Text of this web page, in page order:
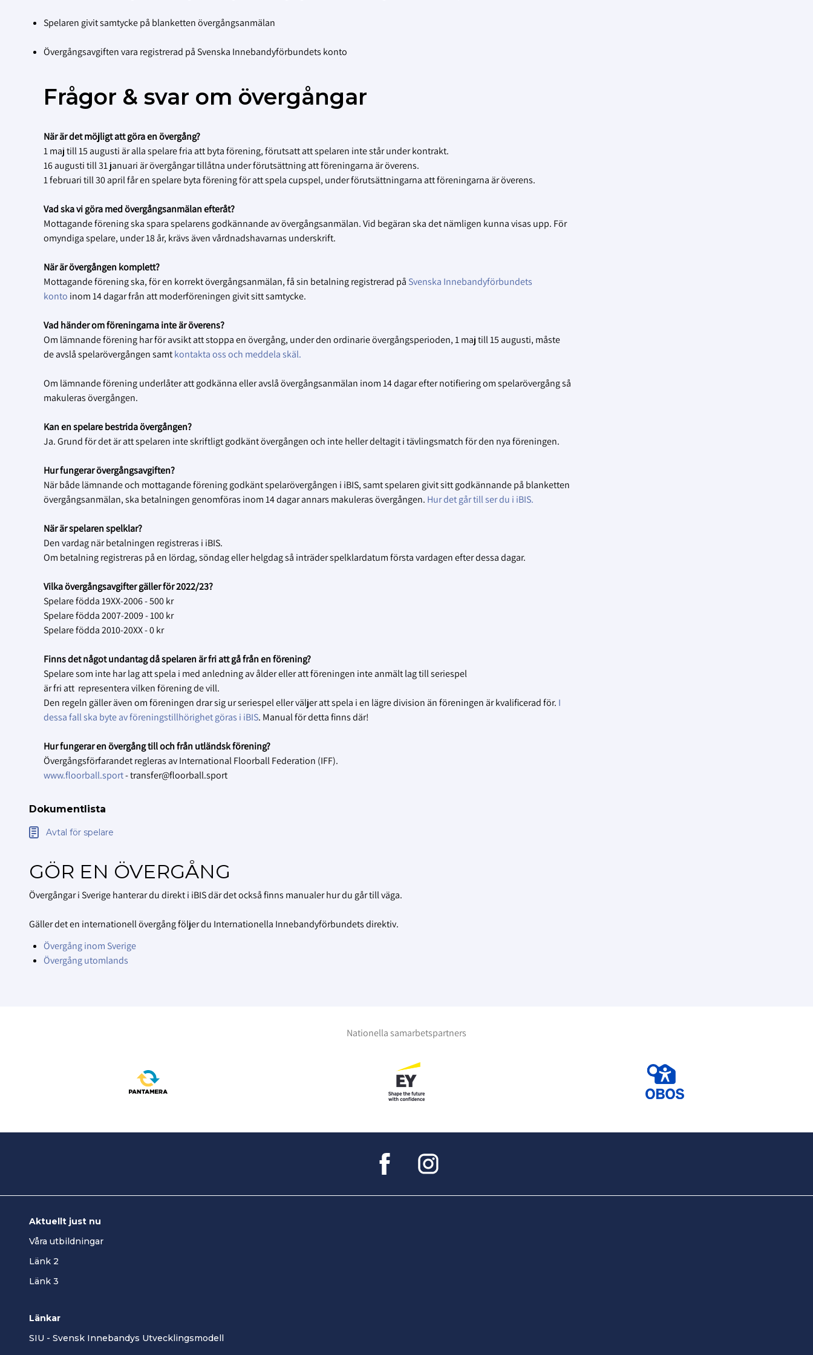
Spelaren givit samtycke på blanketten övergångsanmälan
Övergångsavgiften vara registrerad på Svenska Innebandyförbundets konto
Frågor & svar om övergångar
När är det möjligt att göra en övergång?
1 maj till 15 augusti är alla spelare fria att byta förening, förutsatt att spelaren inte står under kontrakt.
16 augusti till 31 januari är övergångar tillåtna under förutsättning att föreningarna är överens.
1 februari till 30 april får en spelare byta förening för att spela cupspel, under förutsättningarna att föreningarna är överens.
Vad ska vi göra med övergångsanmälan efteråt?
Mottagande förening ska spara spelarens godkännande av övergångsanmälan. Vid begäran ska det nämligen kunna visas upp. För
omyndiga spelare, under 18 år, krävs även vårdnadshavarnas underskrift.
När är övergången komplett?
Mottagande förening ska, för en korrekt övergångsanmälan, få sin betalning registrerad på Svenska Innebandyförbundets
konto inom 14 dagar från att moderföreningen givit sitt samtycke.
Vad händer om föreningarna inte är överens?
Om lämnande förening har för avsikt att stoppa en övergång, under den ordinarie övergångsperioden, 1 maj till 15 augusti, måste
de avslå spelarövergången samtkontakta oss och meddela skäl.
Om lämnande förening underlåter att godkänna eller avslå övergångsanmälan inom 14 dagar efter notifiering om spelarövergång så
makuleras övergången.
Kan en spelare bestrida övergången?
Ja. Grund för det är att spelaren inte skriftligt godkänt övergången och inte heller deltagit i tävlingsmatch för den nya föreningen.
Hur fungerar övergångsavgiften?
När både lämnande och mottagande förening godkänt spelarövergången i iBIS, samt spelaren givit sitt godkännande på blanketten
övergångsanmälan, ska betalningen genomföras inom 14 dagar annars makuleras övergången. Hur det går till ser du i iBIS.
När är spelaren spelklar?
Den vardag när betalningen registreras i iBIS.
Om betalning registreras på en lördag, söndag eller helgdag så inträder spelklardatum första vardagen efter dessa dagar.
Vilka övergångsavgifter gäller för 2022/23?
Spelare födda 19XX-2006 - 500 kr
Spelare födda 2007-2009 - 100 kr
Spelare födda 2010-20XX - 0 kr
Finns det något undantag då spelaren är fri att gå från en förening?
Spelare som inte har lag att spela i med anledning av ålder eller att föreningen inte anmält lag till seriespel
är fri att representera vilken förening de vill.
Den regeln gäller även om föreningen drar sig ur seriespel eller väljer att spela i en lägre division än föreningen är kvalificerad för. I
dessa fall ska byte av föreningstillhörighet göras i iBIS. Manual för detta finns där!
Hur fungerar en övergång till och från utländsk förening?
Övergångsförfarandet regleras av International Floorball Federation (IFF).
www.floorball.sport- transfer@floorball.sport
Dokumentlista
Avtal för spelare
GÖR EN ÖVERGÅNG
Övergångar i Sverige hanterar du direkt i iBIS där det också finns manualer hur du går till väga.
Gäller det en internationell övergång följer du Internationella Innebandyförbundets direktiv.
Övergång inom Sverige
Övergång utomlands
Nationella samarbetspartners
Aktuellt just nu
Våra utbildningar
Länk 2
Länk 3
Länkar
SIU - Svensk Innebandys Utvecklingsmodell